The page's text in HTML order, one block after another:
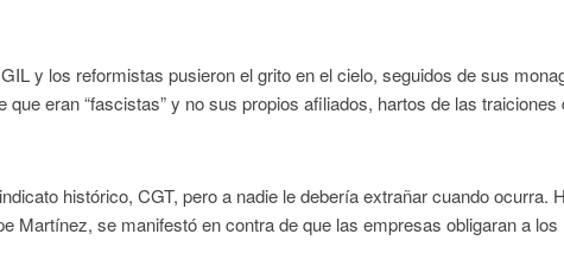
y los reformistas pusieron el grito en el cielo, seguidos de sus
que eran “fascistas” y no sus propios afiliados, hartos de las traiciones
histórico, CGT, pero a nadie le debería extrañar cuando ocurra.
Martínez, se manifestó en contra de que las empresas obligaran a los